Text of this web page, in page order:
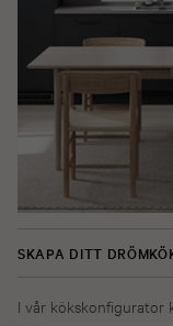
SKAPA DITT
I vår kökskonfigurator